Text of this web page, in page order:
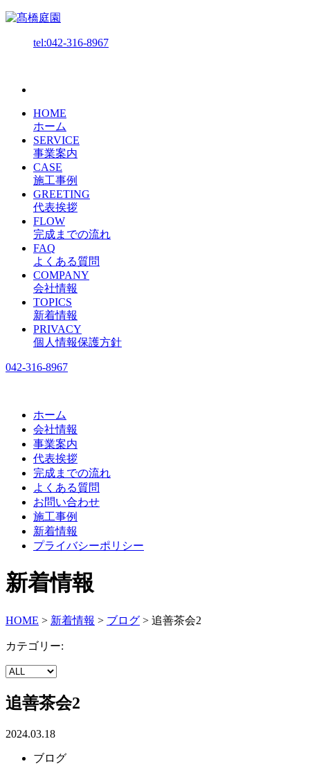
tel:042-316-8967
HOME
ホーム
SERVICE
事業案内
CASE
施工事例
GREETING
代表挨拶
FLOW
完成までの流れ
FAQ
よくある質問
COMPANY
会社情報
TOPICS
新着情報
PRIVACY
個人情報保護方針
042-316-8967
ホーム
会社情報
事業案内
代表挨拶
完成までの流れ
よくある質問
お問い合わせ
施工事例
新着情報
プライバシーポリシー
新着情報
HOME > 新着情報 > ブログ > 追善茶会2
カテゴリー:
追善茶会2
2024.03.18
ブログ